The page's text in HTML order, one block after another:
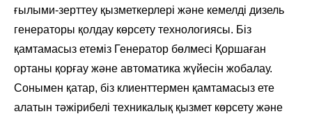
ғылыми-зерттеу қызметкерлері және кемелді дизель
генераторы қолдау көрсету технологиясы. Біз
қамтамасыз етеміз Генератор бөлмесі Қоршаған
ортаны қорғау және автоматика жүйесін жобалау.
Сонымен қатар, біз клиенттермен қамтамасыз ете
алатын тәжірибелі техникалық қызмет көрсету және